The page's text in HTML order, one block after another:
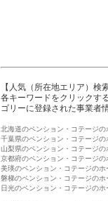
【人気（所在地エリア）検
各キーワードをクリックす
ゴリーに登録された事業者
北海道のペンション・コテージ
千葉県のペンション・コテージ
山梨県のペンション・コテージ
京都府のペンション・コテージ
美瑛のペンション・コテージのホ
磐梯のペンション・コテージのホ
日光のペンション・コテージの